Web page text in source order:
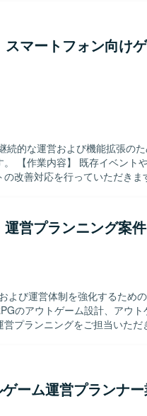
興味や知見をお持ちで、主体的
います。チームでのものづくり
わることにやりがいを感じてい
画初期段階から運用・海外展
したものづくりを経験でき、
ヒットタイトル創出に携わる
きな裁量を持って挑戦できる
整備されており、ご希望に応
快適なオフィス環境やリラク
マートフォン向け
続的な運営および機能拡張の
用
改善対応を行っていただきま
ては、ゲーム内新機能や新イ
ッグツールの新機能の開発や
に、ゲーム内イベントや販売
投入ツールの作成も担当して
脆弱性への対応および対策の
、サーバー負荷に応じたリソー
います。既存の枠組みを壊して
推進力や積極性があり、受け
深く関わりながら、機能改善
す。ユーザーの反応をダイレ
いただけます。 【開発環境】 言
ております。データベースは
営プランニング案件
よび運営体制を強化するため
のアウトゲーム設計、アウ
プランニングをご担当いただ
だける方を求めています。関係
ランス調整を通じてユーザー体
ト設計やデータ分析などを通
ーム運営プランナ